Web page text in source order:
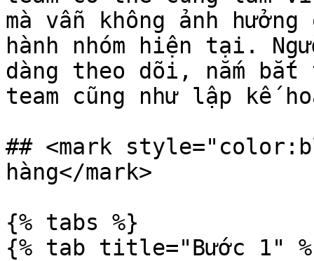
mà vẫn không ảnh
hành nhóm hiện tại.
dàng theo dõi, nắm
team cũng như lập kế
## <mark
hàng</mark>
{% tabs %}
{% tab title="Bước 1"